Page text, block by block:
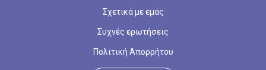
Σχετικά με εμάς
Συχνές ερωτήσεις
Πολιτική Απορρήτου